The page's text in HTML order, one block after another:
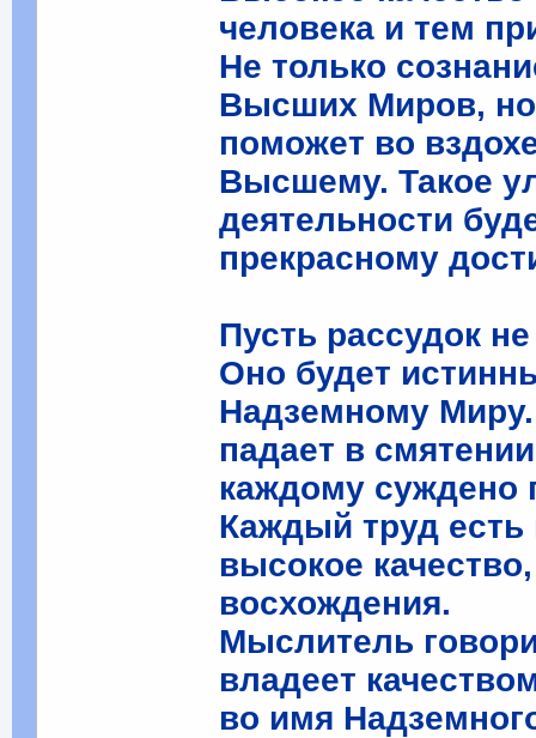
человека и тем
Не только
Высших Миров, но
поможет во
Высшему. Такое
деятельности
прекрасному
Пусть рассудок
Оно будет
Надземному Миру.
падает в
каждому
Каждый труд
высокое
восхождения.
Мыслитель
владеет
во имя